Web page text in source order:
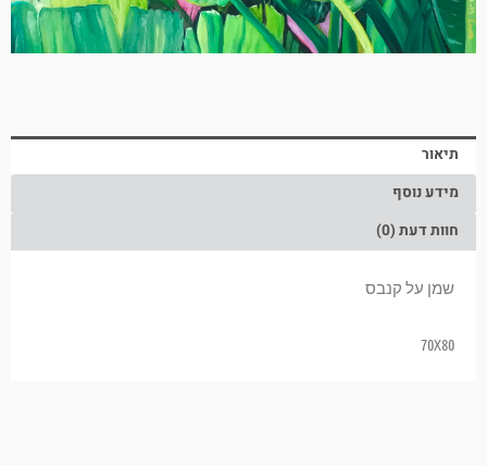
תיאור
מידע נוסף
חוות דעת (0)
שמן על קנבס
70X80